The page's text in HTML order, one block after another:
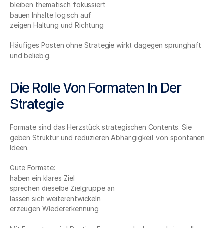
bleiben thematisch fokussiert
bauen Inhalte logisch auf
zeigen Haltung und Richtung
Häufiges Posten ohne Strategie wirkt dagegen sprunghaft
und beliebig.
Die Rolle Von Formaten In Der
Strategie
Formate sind das Herzstück strategischen Contents. Sie
geben Struktur und reduzieren Abhängigkeit von spontanen
Ideen.
Gute Formate:
haben ein klares Ziel
sprechen dieselbe Zielgruppe an
lassen sich weiterentwickeln
erzeugen Wiedererkennung